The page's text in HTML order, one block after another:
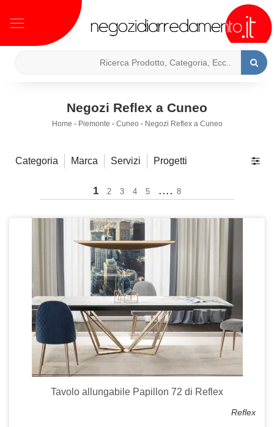
Negozi Reflex a Cuneo
Home - Piemonte - Cuneo - Negozi Reflex a Cuneo
Categoria Marca Servizi Progetti
1 2 3 4 5 .... 8
Tavolo allungabile Papillon 72 di Reflex
Reflex